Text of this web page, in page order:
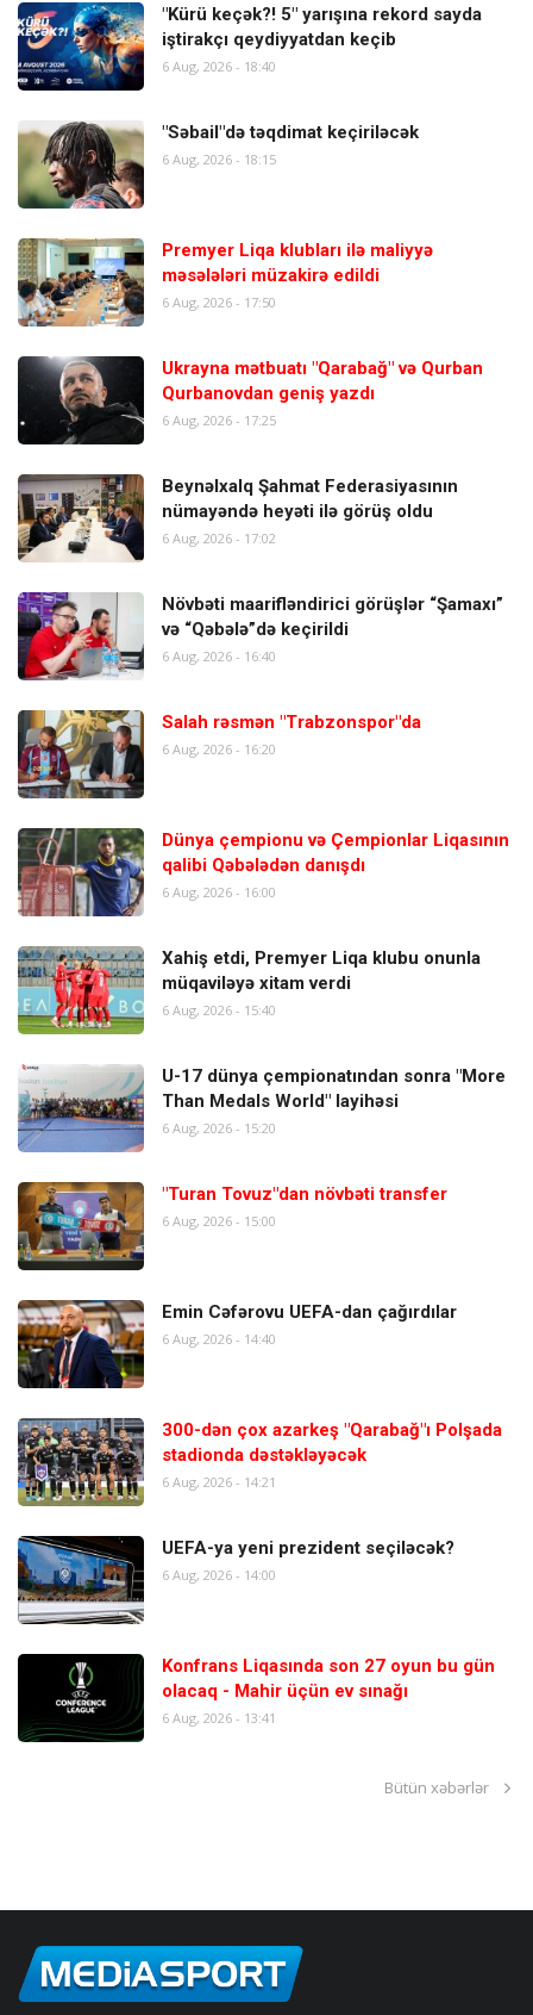
"Kürü keçək?! 5" yarışına rekord sayda
iştirakçı qeydiyyatdan keçib
6 Aug, 2026 - 18:40
"Səbail"də təqdimat keçiriləcək
6 Aug, 2026 - 18:15
Premyer Liqa klubları ilə maliyyə
məsələləri müzakirə edildi
6 Aug, 2026 - 17:50
Ukrayna mətbuatı "Qarabağ" və Qurban
Qurbanovdan geniş yazdı
6 Aug, 2026 - 17:25
Beynəlxalq Şahmat Federasiyasının
nümayəndə heyəti ilə görüş oldu
6 Aug, 2026 - 17:02
Növbəti maarifləndirici görüşlər “Şamaxı”
və “Qəbələ”də keçirildi
6 Aug, 2026 - 16:40
Salah rəsmən "Trabzonspor"da
6 Aug, 2026 - 16:20
Dünya çempionu və Çempionlar Liqasının
qalibi Qəbələdən danışdı
6 Aug, 2026 - 16:00
Xahiş etdi, Premyer Liqa klubu onunla
müqaviləyə xitam verdi
6 Aug, 2026 - 15:40
U-17 dünya çempionatından sonra "More
Than Medals World" layihəsi
6 Aug, 2026 - 15:20
"Turan Tovuz"dan növbəti transfer
6 Aug, 2026 - 15:00
Emin Cəfərovu UEFA-dan çağırdılar
6 Aug, 2026 - 14:40
300-dən çox azarkeş "Qarabağ"ı Polşada
stadionda dəstəkləyəcək
6 Aug, 2026 - 14:21
UEFA-ya yeni prezident seçiləcək?
6 Aug, 2026 - 14:00
Konfrans Liqasında son 27 oyun bu gün
olacaq - Mahir üçün ev sınağı
6 Aug, 2026 - 13:41
Bütün xəbərlər